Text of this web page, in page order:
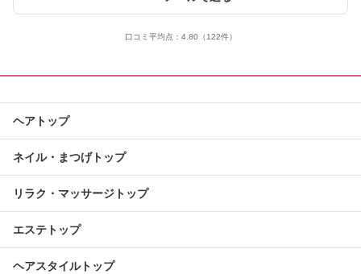
口コミ平均点： 4.80 （122件）
ヘアトップ
ネイル・まつげトップ
リラク・マッサージトップ
エステトップ
ヘアスタイルトップ